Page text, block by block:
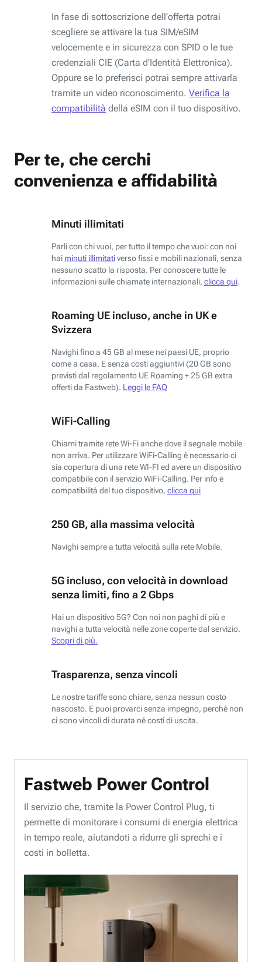
In fase di sottoscrizione dell'offerta potrai
scegliere se attivare la tua SIM/eSIM
velocemente e in sicurezza con SPID o le tue
credenziali CIE (Carta d'Identità Elettronica).
Oppure se lo preferisci potrai sempre attivarla
tramite un video riconoscimento. Verifica la
compatibilità della eSIM con il tuo dispositivo.
Per te, che cerchi
convenienza e affidabilità
Minuti illimitati
Parli con chi vuoi, per tutto il tempo che vuoi: con noi
hai minuti illimitativerso fissi e mobili nazionali, senza
nessuno scatto la risposta. Per conoscere tutte le
informazioni sulle chiamate internazionali, clicca qui.
Roaming UE incluso, anche in UK e
Svizzera
Navighi fino a 45 GB al mese nei paesi UE, proprio
come a casa. E senza costi aggiuntivi (20 GB sono
previsti dal regolamento UE Roaming + 25 GB extra
offerti da Fastweb). Leggi le FAQ
WiFi-Calling
Chiami tramite rete Wi-Fi anche dove il segnale mobile
non arriva. Per utilizzare WiFi-Calling è necessario ci
sia copertura di una rete WI-FI ed avere un dispositivo
compatibile con il servizio WiFi-Calling. Per info e
compatibilità del tuo dispositivo, clicca qui
250 GB, alla massima velocità
Navighi sempre a tutta velocità sulla rete Mobile.
5G incluso, con velocità in download
senza limiti, fino a 2 Gbps
Hai un dispositivo 5G? Con noi non paghi di più e
navighi a tutta velocità nelle zone coperte dal servizio.
Scopri di più.
Trasparenza, senza vincoli
Le nostre tariffe sono chiare, senza nessun costo
nascosto. E puoi provarci senza impegno, perché non
ci sono vincoli di durata né costi di uscita.
Fastweb Power Control
Il servizio che, tramite la Power Control Plug, ti
permette di monitorare i consumi di energia elettrica
in tempo reale, aiutandoti a ridurre gli sprechi e i
costi in bolletta.